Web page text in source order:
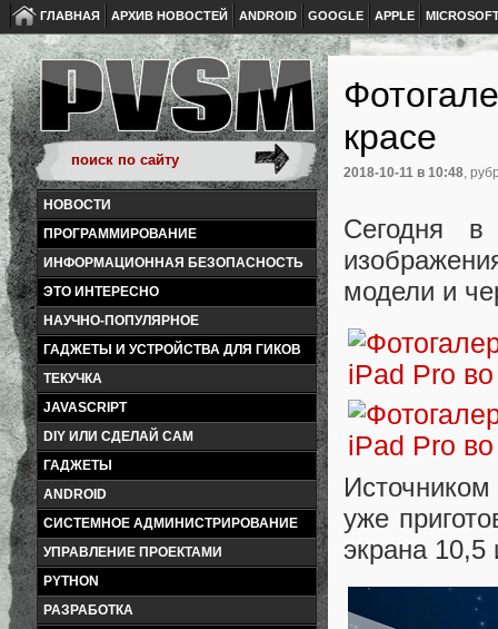
ГЛАВНАЯ АРХИВ НОВОСТЕЙ ANDROID GOOGLE APPLE
НОВОСТИ
ПРОГРАММИРОВАНИЕ
ИНФОРМАЦИОННАЯ БЕЗОПАСНОСТЬ
ЭТО ИНТЕРЕСНО
НАУЧНО-ПОПУЛЯРНОЕ
ГАДЖЕТЫ И УСТРОЙСТВА ДЛЯ ГИКОВ
ТЕКУЧКА
JAVASCRIPT
DIY ИЛИ СДЕЛАЙ САМ
ГАДЖЕТЫ
ANDROID
СИСТЕМНОЕ АДМИНИСТРИРОВАНИЕ
УПРАВЛЕНИЕ ПРОЕКТАМИ
PYTHON
РАЗРАБОТКА
красе
2018-10-11 в 10:48,
Сегодня в
модели и
уже
экрана